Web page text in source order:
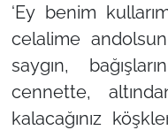
‘Ey benim
celalime
saygın,
cennette,
kalacağınız